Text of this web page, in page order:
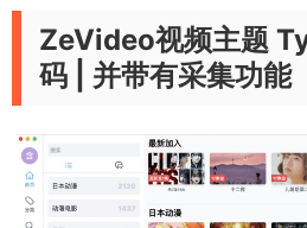
ZeVideo视频主题
码 | 并带有采集功能